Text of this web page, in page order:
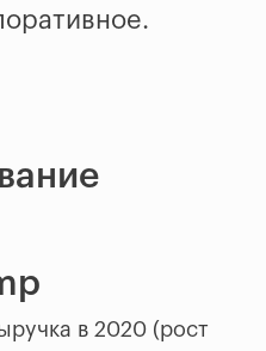
в 2020 (рост